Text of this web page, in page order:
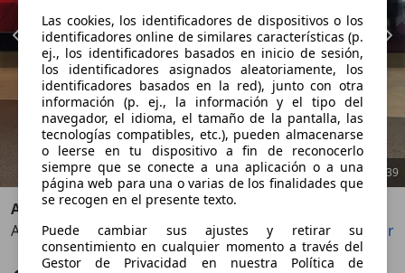
Anterior
39
Audi RS6
Avant Performance 463kW
Guardar Compartir
Las cookies, los identificadores de dispositivos o los
identificadores online de similares características (p.
ej., los identificadores basados en inicio de sesión,
los identificadores asignados aleatoriamente, los
identificadores basados en la red), junto con otra
información (p. ej., la información y el tipo del
navegador, el idioma, el tamaño de la pantalla, las
tecnologías compatibles, etc.), pueden almacenarse
o leerse en tu dispositivo a fin de reconocerlo
siempre que se conecte a una aplicación o a una
página web para una o varias de los finalidades que
se recogen en el presente texto.
Puede cambiar sus ajustes y retirar su
consentimiento en cualquier momento a través del
Gestor de Privacidad en nuestra Política de